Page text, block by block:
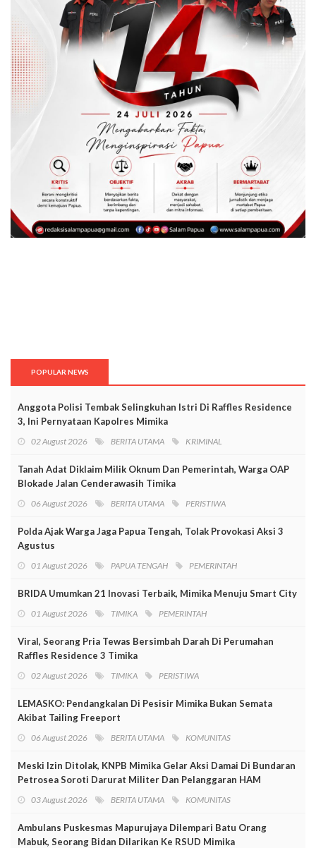
POPULAR NEWS
Anggota Polisi Tembak Selingkuhan Istri Di Raffles Residence
3, Ini Pernyataan Kapolres Mimika
02 August 2026 BERITA UTAMA KRIMINAL
Tanah Adat Diklaim Milik Oknum Dan Pemerintah, Warga OAP
Blokade Jalan Cenderawasih Timika
06 August 2026 BERITA UTAMA PERISTIWA
Polda Ajak Warga Jaga Papua Tengah, Tolak Provokasi Aksi 3
Agustus
01 August 2026 PAPUA TENGAH PEMERINTAH
BRIDA Umumkan 21 Inovasi Terbaik, Mimika Menuju Smart City
01 August 2026 TIMIKA PEMERINTAH
Viral, Seorang Pria Tewas Bersimbah Darah Di Perumahan
Raffles Residence 3 Timika
02 August 2026 TIMIKA PERISTIWA
LEMASKO: Pendangkalan Di Pesisir Mimika Bukan Semata
Akibat Tailing Freeport
06 August 2026 BERITA UTAMA KOMUNITAS
Meski Izin Ditolak, KNPB Mimika Gelar Aksi Damai Di Bundaran
Petrosea Soroti Darurat Militer Dan Pelanggaran HAM
03 August 2026 BERITA UTAMA KOMUNITAS
Ambulans Puskesmas Mapurujaya Dilempari Batu Orang
Mabuk, Seorang Bidan Dilarikan Ke RSUD Mimika